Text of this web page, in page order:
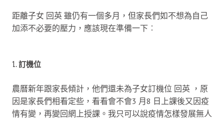
距離子女 回英 雖仍有一個多月，但家長們如不想為自己
加添不必要的壓力，應該現在準備一下︰
1.訂機位
農曆新年跟家長傾計，他們還未為子女訂機位 回英 ，原
因是家長們相看定些，看看會不會3 月8 日上課後又因疫
情有變，再變回網上授課。我只可以說疫情怎樣發展無人